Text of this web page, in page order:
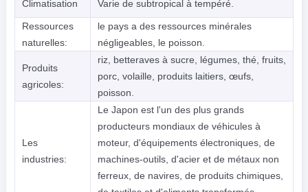
Climatisation Varie de subtropical à tempéré.
Ressources
naturelles:
le pays a des ressources minérales
négligeables, le poisson.
Produits
agricoles:
riz, betteraves à sucre, légumes, thé, fruits,
porc, volaille, produits laitiers, œufs,
poisson.
Les
industries:
Le Japon est l'un des plus grands
producteurs mondiaux de véhicules à
moteur, d'équipements électroniques, de
machines-outils, d'acier et de métaux non
ferreux, de navires, de produits chimiques,